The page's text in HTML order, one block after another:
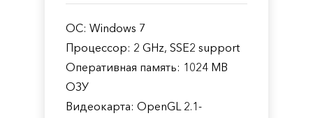
ОС: Windows 7
Процессор: 2 GHz, SSE2 support
Оперативная память: 1024 MB
ОЗУ
Видеокарта: OpenGL 2.1-